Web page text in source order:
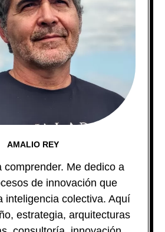
AMALIO REY
comprender. Me dedico a
de innovación que
inteligencia colectiva. Aquí
estrategia, arquitecturas